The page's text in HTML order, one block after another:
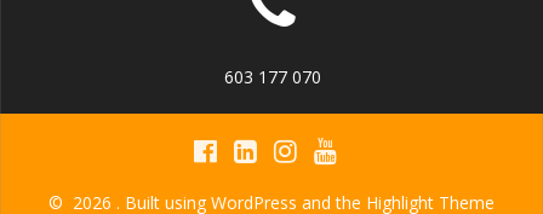
603 177 070
© 2026 . Built using WordPress and the Highlight Theme